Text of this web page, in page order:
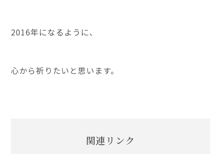
2016年になるように、
心から祈りたいと思います。
関連リンク